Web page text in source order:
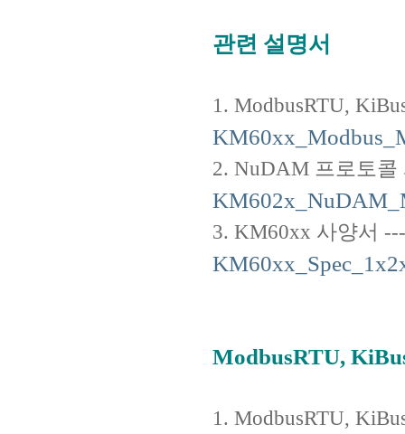
관련 설명서
1. ModbusRTU,
2. NuDAM 프로토
3. KM60xx 사양서
ModbusRTU,
1. ModbusRTU,